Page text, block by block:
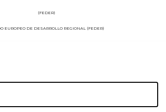
(FEDER)
EUROPEO DE DESARROLLO REGIONAL (FEDER)
StudioJuillet